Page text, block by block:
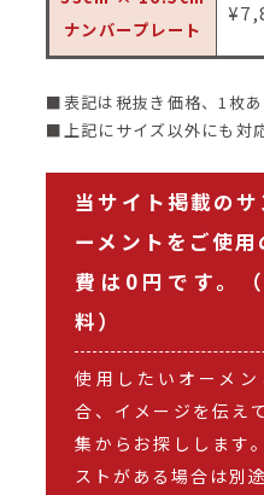
ナンバープレート
■表記は税抜き価格、1枚あ
■上記にサイズ以外にも対
当サイト掲載の
ーメントをご使
費は0円です。
料）
使用したいオーメ
合、イメージを伝え
集からお探しします
ストがある場合は別